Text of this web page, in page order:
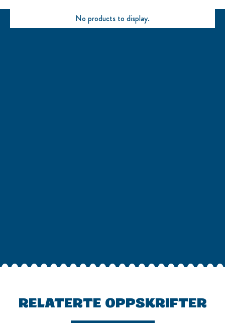
No products to display.
RELATERTE OPPSKRIFTER